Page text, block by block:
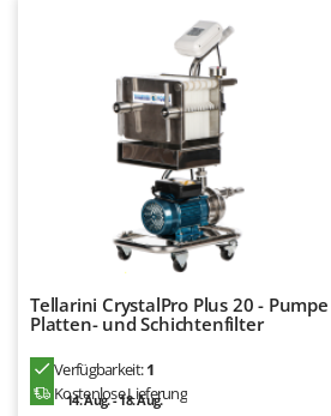
Tellarini Pompe
Telwin
Tenco
Tineco
Tre Spade
Trotec
Troy-Bilt
Tellarini CrystalPro Plus 20 -
Platten- und Schichtenfilter
Verfügbarkeit:1
Kostenlose Lieferung
14. Aug. - 18. Aug.